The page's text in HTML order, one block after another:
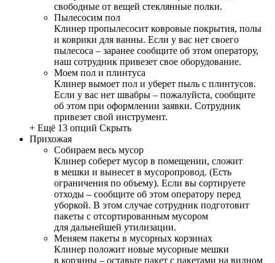
свободные от вещей стеклянные полки.
Пылесосим пол
Клинер пропылесосит ковровые покрытия, полы
и коврики для ванны. Если у вас нет своего
пылесоса – заранее сообщите об этом оператору,
наш сотрудник привезет свое оборудование.
Моем пол и плинтуса
Клинер вымоет пол и уберет пыль с плинтусов.
Если у вас нет швабры – пожалуйста, сообщите
об этом при оформлении заявки. Сотрудник
привезет свой инструмент.
+ Ещё 13 опций Скрыть
Прихожая
Собираем весь мусор
Клинер соберет мусор в помещении, сложит
в мешки и вынесет в мусоропровод. (Есть
ограничения по объему). Если вы сортируете
отходы – сообщите об этом оператору перед
уборкой. В этом случае сотрудник подготовит
пакеты с отсортированным мусором
для дальнейшей утилизации.
Меняем пакеты в мусорных корзинах
Клинер положит новые мусорные мешки
в корзины – оставьте пакет с пакетами на видном